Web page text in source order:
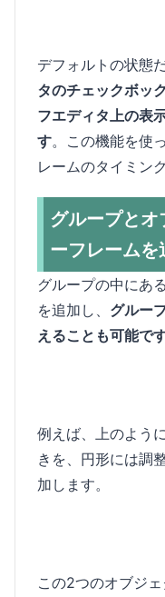
デフォルトの状態
タのチェックボッ
フエディタ上の表
す。この機能を使
レームのタイミン
グループと
ーフレームを
グループの中にあ
を追加し、 グルー
えることも可能で
例えば、上のよう
きを、円形には調
加します。
この2つのオブジ